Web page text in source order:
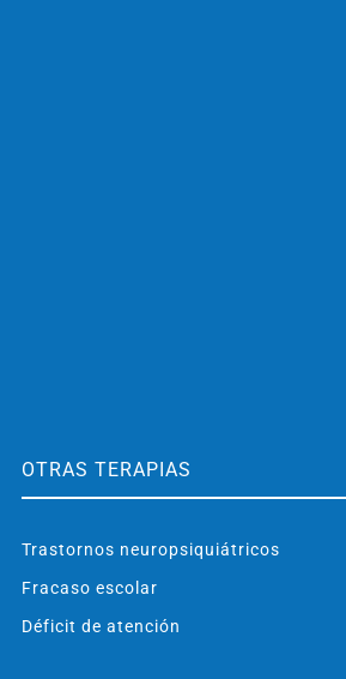
OTRAS TERAPIAS
Trastornos neuropsiquiátricos
Fracaso escolar
Déficit de atención